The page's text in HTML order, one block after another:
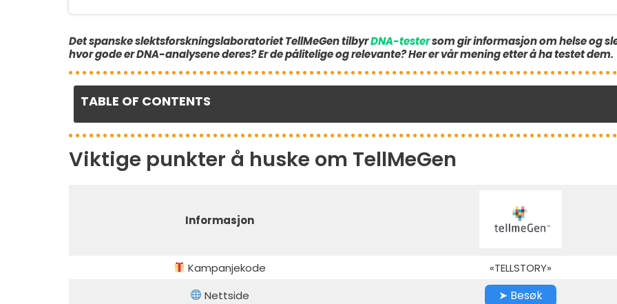
Det spanske slektsforskningslaboratoriet TellMeGen tilbyrDNA-testersom gir informasjon om helse og
hvor gode er DNA-analysene deres? Er de pålitelige og relevante? Her er vår mening etter å ha testet dem.
TABLE OF CONTENTS
Viktige punkter å huske om TellMeGen
Informasjon
Kampanjekode
«TELLSTORY»
Nettside
➤ Besøk